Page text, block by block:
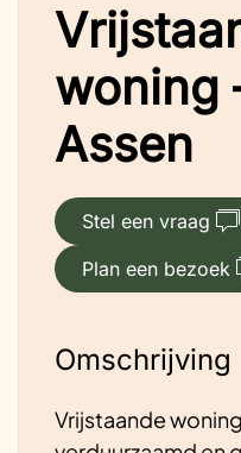
woning
Assen
Stel een vraag
Plan een bezoek
Omschrijving
Vrijstaande